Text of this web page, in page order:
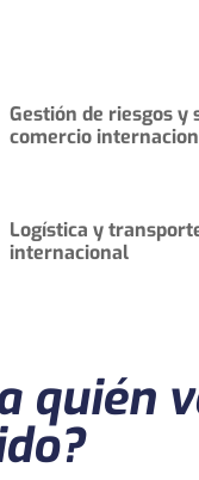
Gestión de riesgos y
comercio
Logística y
internacional
quién